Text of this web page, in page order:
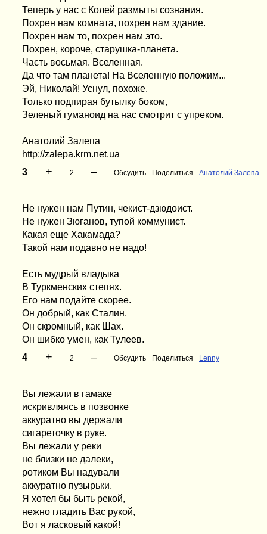
Теперь у нас с Колей размыты сознания.
Похрен нам комната, похрен нам здание.
Похрен нам то, похрен нам это.
Похрен, короче, старушка-планета.
Часть восьмая. Вселенная.
Да что там планета! На Вселенную положим...
Эй, Николай! Уснул, похоже.
Только подпирая бутылку боком,
Зеленый гуманоид на нас смотрит с упреком.
Анатолий Залепа
http://zalepa.krm.net.ua
3
+ 2 – Обсудить Поделиться Анатолий Залепа
Не нужен нам Путин, чекист-дзюдоист.
Не нужен Зюганов, тупой коммунист.
Какая еще Хакамада?
Такой нам подавно не надо!
Есть мудрый владыка
В Туркменских степях.
Его нам подайте скорее.
Он добрый, как Сталин.
Он скромный, как Шах.
Он шибко умен, как Тулеев.
4
+ 2 – Обсудить Поделиться Lenny
Вы лежали в гамаке
искривляясь в позвонке
аккуратно вы держали
сигареточку в руке.
Вы лежали у реки
не близки не далеки,
ротиком Вы надували
аккуратно пузырьки.
Я хотел бы быть рекой,
нежно гладить Вас рукой,
Вот я ласковый какой!